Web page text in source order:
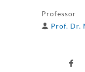
Professor
Prof. Dr.